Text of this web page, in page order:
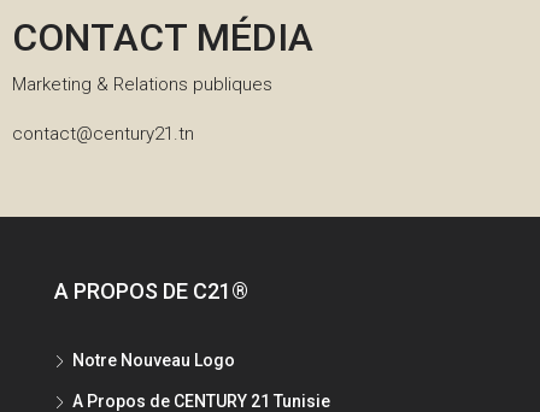
CONTACT MÉDIA
Marketing & Relations publiques
contact@century21.tn
A PROPOS DE C21®
Notre Nouveau Logo
A Propos de CENTURY 21 Tunisie